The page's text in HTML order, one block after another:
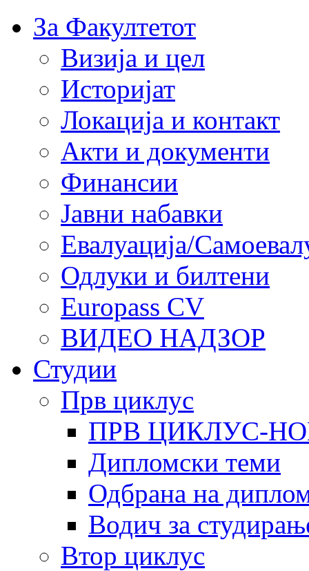
За Факултетот
Визија и цел
Историјат
Локација и контакт
Акти и документи
Финансии
Јавни набавки
Евалуација/
Одлуки и билтени
Europass CV
ВИДЕО НАДЗОР
Студии
Прв циклус
ПРВ ЦИКЛУС-
Дипломски теми
Одбрана на
Водич за
Втор циклус